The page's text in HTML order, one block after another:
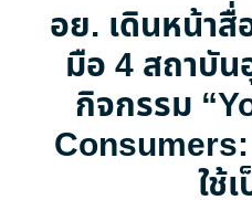
อย. เดินหน้าสื่
มือ 4 สถาบั
กิจกรรม
Consumers:
ใช้